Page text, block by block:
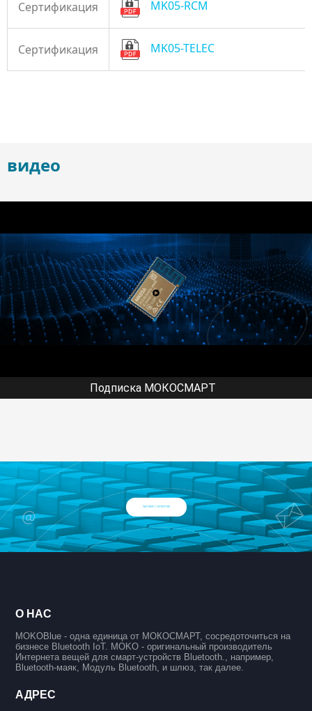
Сертификация MK05-RCM
Сертификация MK05-TELEC
видео
Подписка МОКОСМАРТ
РАЗГОВОР С ЭКСПЕРТОМ
О НАС
MOKOBlue - одна единица от МОКОСМАРТ, сосредоточиться на
бизнесе Bluetooth IoT. MOKO - оригинальный производитель
Интернета вещей для смарт-устройств Bluetooth., например,
Bluetooth-маяк, Модуль Bluetooth, и шлюз, так далее.
АДРЕС